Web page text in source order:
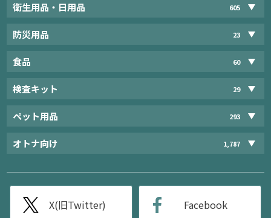
衛生用品・日用品 605
防災用品 23
食品 60
検査キット 29
ペット用品 293
オトナ向け 1,787
X(旧Twitter) Facebook